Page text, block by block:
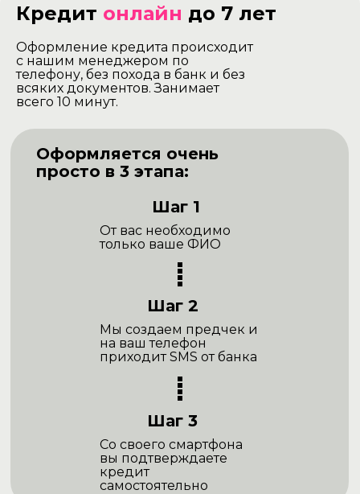
Кредит онлайн до 7 лет
Оформляется очень
просто в 3 этапа:
Шаг 1
От вас необходимо
только ваше ФИО
Шаг 2
Мы создаем предчек и
на ваш телефон
приходит SMS от банка
Шаг 3
Со своего смартфона
вы подтверждаете
кредит
самостоятельно
Оформление кредита происходит
с нашим менеджером по
телефону, без похода в банк и без
всяких документов. Занимает
всего 10 минут.